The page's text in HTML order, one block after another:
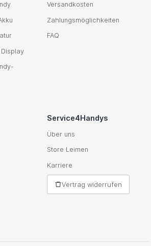
Versandkosten
Zahlungsmöglichkeiten
FAQ
Service4Handys
Über uns
Store Leimen
Karriere
Vertrag widerrufen